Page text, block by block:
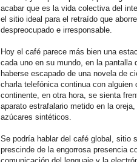
acabar que es la vida colectiva del
el sitio ideal para el retraído que
despreocupado e irresponsable.
Hoy el café parece más bien una
cada uno en su mundo, en la pantalla
haberse escapado de una novela de
charla telefónica continua con
continente, en otra hora, se sienta
aparato estrafalario metido en la
azúcares sintéticos.
Se podría hablar del café global, sitio
prescinde de la engorrosa presencia